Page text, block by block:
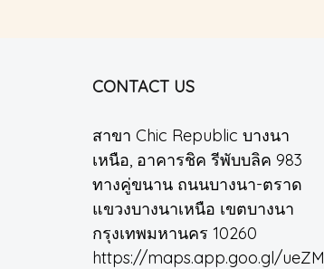
CONTACT US
สาขา Chic Republic บางนา
เหนือ, อาคารชิค รีพับบลิค 983
ทางคู่ขนาน ถนนบางนา-ตราด
แขวงบางนาเหนือ เขตบางนา
กรุงเทพมหานคร 10260
https://maps.app.goo.gl/ueZM